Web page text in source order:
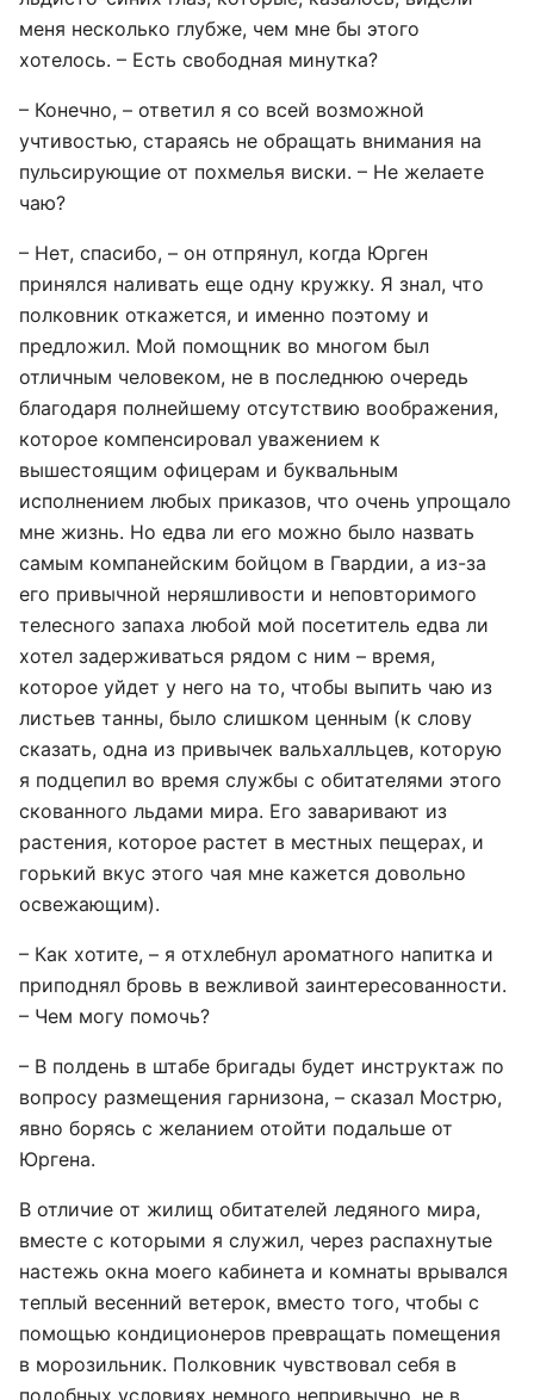
меня несколько глубже, чем мне бы этого
хотелось. – Есть свободная минутка?
– Конечно, – ответил я со всей возможной
учтивостью, стараясь не обращать внимания на
пульсирующие от похмелья виски. – Не желаете
чаю?
– Нет, спасибо, – он отпрянул, когда Юрген
принялся наливать еще одну кружку. Я знал, что
полковник откажется, и именно поэтому и
предложил. Мой помощник во многом был
отличным человеком, не в последнюю очередь
благодаря полнейшему отсутствию воображения,
которое компенсировал уважением к
вышестоящим офицерам и буквальным
исполнением любых приказов, что очень упрощало
мне жизнь. Но едва ли его можно было назвать
самым компанейским бойцом в Гвардии, а из-за
его привычной неряшливости и неповторимого
телесного запаха любой мой посетитель едва ли
хотел задерживаться рядом с ним – время,
которое уйдет у него на то, чтобы выпить чаю из
листьев танны, было слишком ценным (к слову
сказать, одна из привычек вальхалльцев, которую
я подцепил во время службы с обитателями этого
скованного льдами мира. Его заваривают из
растения, которое растет в местных пещерах, и
горький вкус этого чая мне кажется довольно
освежающим).
– Как хотите, – я отхлебнул ароматного напитка и
приподнял бровь в вежливой заинтересованности.
– Чем могу помочь?
– В полдень в штабе бригады будет инструктаж по
вопросу размещения гарнизона, – сказал Мострю,
явно борясь с желанием отойти подальше от
Юргена.
В отличие от жилищ обитателей ледяного мира,
вместе с которыми я служил, через распахнутые
настежь окна моего кабинета и комнаты врывался
теплый весенний ветерок, вместо того, чтобы с
помощью кондиционеров превращать помещения
в морозильник. Полковник чувствовал себя в
подобных условиях немного непривычно, не в